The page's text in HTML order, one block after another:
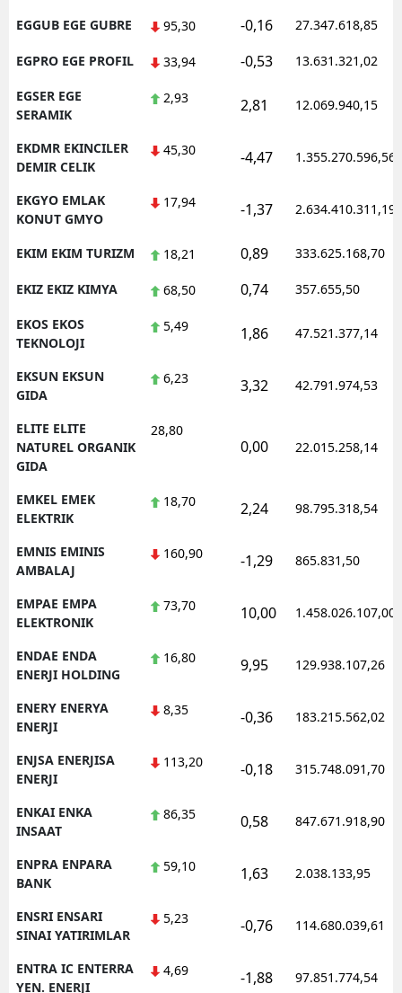
EGGUB EGE GUBRE 95,30 -0,16 27.347.618,85
EGPRO EGE PROFIL 33,94 -0,53 13.631.321,02
EGSER EGE
SERAMIK
2,93 2,81 12.069.940,15
EKDMR EKINCILER
DEMIR CELIK
45,30 -4,47 1.355.270.596,56
EKGYO EMLAK
KONUT GMYO
17,94 -1,37 2.634.410.311,19
EKIM EKIM TURIZM 18,21 0,89 333.625.168,70
EKIZ EKIZ KIMYA 68,50 0,74 357.655,50
EKOS EKOS
TEKNOLOJI
5,49 1,86 47.521.377,14
EKSUN EKSUN
GIDA
6,23 3,32 42.791.974,53
ELITE ELITE
NATUREL ORGANIK
GIDA
28,80
0,00 22.015.258,14
EMKEL EMEK
ELEKTRIK
18,70 2,24 98.795.318,54
EMNIS EMINIS
AMBALAJ
160,90 -1,29 865.831,50
EMPAE EMPA
ELEKTRONIK
73,70 10,00 1.458.026.107,00
ENDAE ENDA
ENERJI HOLDING
16,80 9,95 129.938.107,26
ENERY ENERYA
ENERJI
8,35 -0,36 183.215.562,02
ENJSA ENERJISA
ENERJI
113,20 -0,18 315.748.091,70
ENKAI ENKA
INSAAT
86,35 0,58 847.671.918,90
ENPRA ENPARA
BANK
59,10 1,63 2.038.133,95
ENSRI ENSARI
SINAI YATIRIMLAR
5,23 -0,76 114.680.039,61
ENTRA IC ENTERRA
YEN. ENERJI
4,69 -1,88 97.851.774,54